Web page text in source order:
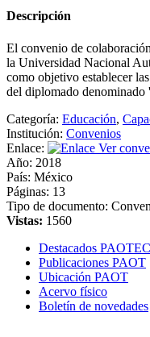
Descripción
El convenio de
la Universidad Nacional
como objetivo establecer
del diplomado denominado
Categoría: Educación,
Institución: Convenios
Enlace:
Ver
Año: 2018
País: México
Páginas: 13
Tipo de documento:
Vistas: 1560
Destacados
Publicaciones PAOT
Ubicación PAOT
Acervo físico
Boletín de novedades